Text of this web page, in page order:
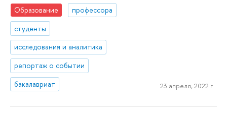
Образование
профессора
студенты
исследования и аналитика
репортаж о событии
бакалавриат
23 апреля, 2022 г.